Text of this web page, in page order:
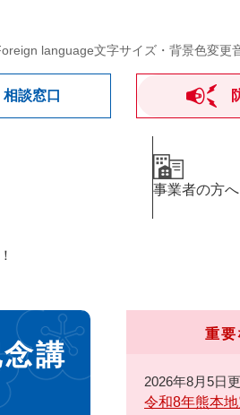
language文字サイズ・背景色変更
相談窓口
事業者の方へ
講
重要
2026年8月5日
令和8年熊本